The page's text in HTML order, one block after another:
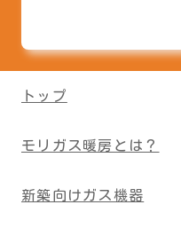
トップ
モリガス暖房とは？
新築向けガス機器